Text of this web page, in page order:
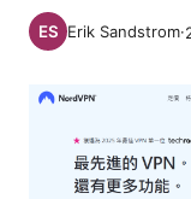
Erik Sandstrom·